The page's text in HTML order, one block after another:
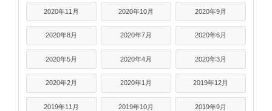
2020年11月 2020年10月 2020年9月
2020年8月 2020年7月 2020年6月
2020年5月 2020年4月 2020年3月
2020年2月 2020年1月 2019年12月
2019年11月 2019年10月 2019年9月